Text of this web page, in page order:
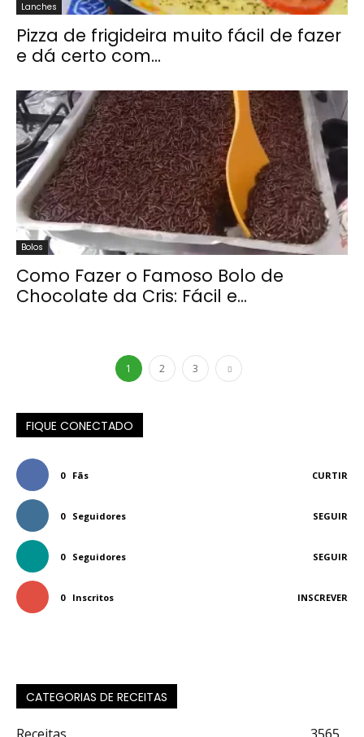
Lanches
Pizza de frigideira muito fácil de fazer
e dá certo com...
Bolos
Como Fazer o Famoso Bolo de
Chocolate da Cris: Fácil e...
1 2 3
FIQUE CONECTADO
0 Fãs CURTIR
0 Seguidores SEGUIR
0 Seguidores SEGUIR
0 Inscritos INSCREVER
CATEGORIAS DE RECEITAS